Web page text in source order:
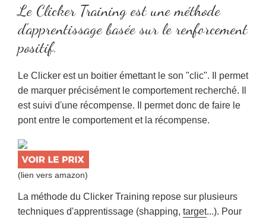
Le Clicker Training est uneméthode
d'apprentissage basée sur le renforcement
positif.
Le Clicker est un boitier émettant le son "clic". Il permet
de marquer précisément le comportement recherché. Il
est suivi d'une récompense. Il permet donc de faire le
pont entre le comportement et la récompense.
(lien vers amazon)
La méthode du Clicker Training repose sur plusieurs
techniques d'apprentissage (shapping, target...). Pour